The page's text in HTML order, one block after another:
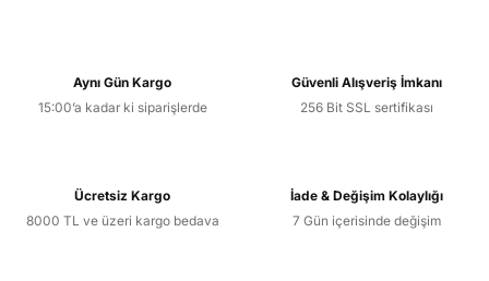
Aynı Gün Kargo
15:00’a kadar ki siparişlerde
Güvenli Alışveriş İmkanı
256 Bit SSL sertifikası
Ücretsiz Kargo
8000 TL ve üzeri kargo bedava
İade & Değişim Kolaylığı
7 Gün içerisinde değişim